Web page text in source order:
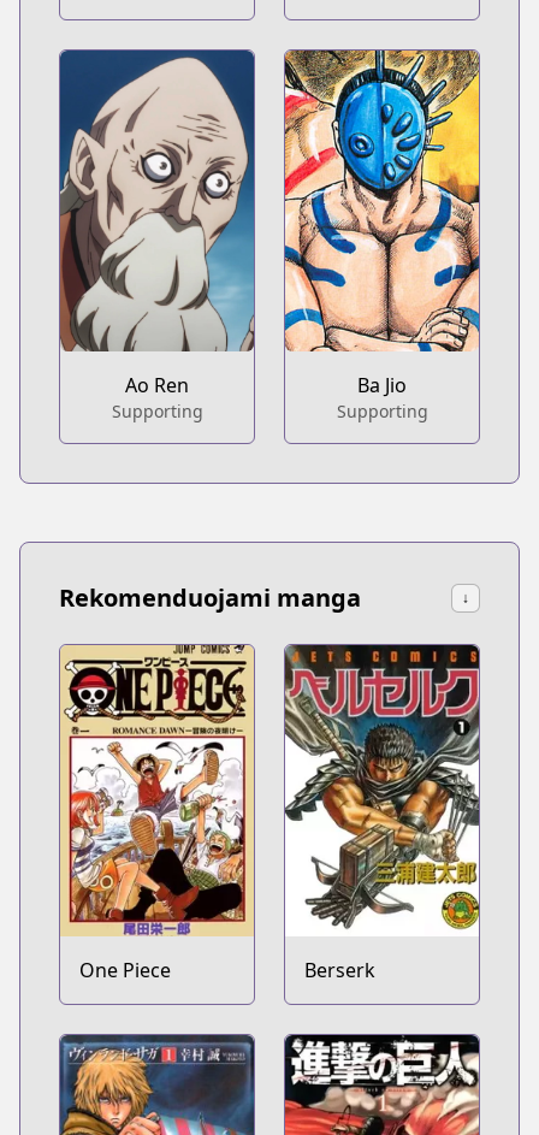
Ao Ren
Supporting
Ba Jio
Supporting
Rekomenduojami manga ↓
One Piece Berserk